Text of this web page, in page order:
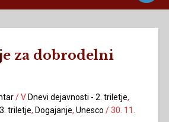
za dobrodelni
/V Dnevi dejavnosti - 2. triletje,
triletje, Dogajanje, Unesco /30. 11.